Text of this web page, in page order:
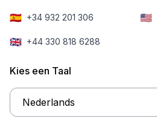
🇪🇸 +34 932 201 306 🇺🇸
🇬🇧 +44 330 818 6288
Kies een Taal